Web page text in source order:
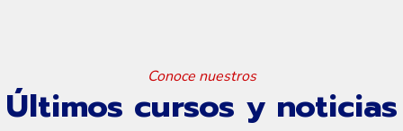
Conoce nuestros
Últimos cursos y noticias